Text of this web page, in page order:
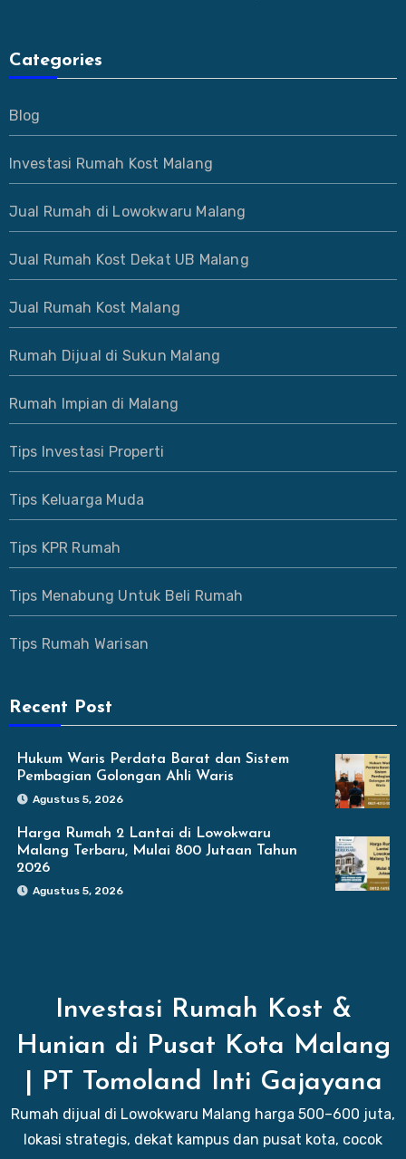
Categories
Blog
Investasi Rumah Kost Malang
Jual Rumah di Lowokwaru Malang
Jual Rumah Kost Dekat UB Malang
Jual Rumah Kost Malang
Rumah Dijual di Sukun Malang
Rumah Impian di Malang
Tips Investasi Properti
Tips Keluarga Muda
Tips KPR Rumah
Tips Menabung Untuk Beli Rumah
Tips Rumah Warisan
Recent Post
Hukum Waris Perdata Barat dan Sistem
Pembagian Golongan Ahli Waris
Agustus 5, 2026
Harga Rumah 2 Lantai di Lowokwaru
Malang Terbaru, Mulai 800 Jutaan Tahun
2026
Agustus 5, 2026
Investasi Rumah Kost &
Hunian di Pusat Kota Malang
| PT Tomoland Inti Gajayana
Rumah dijual di Lowokwaru Malang harga 500–600 juta,
lokasi strategis, dekat kampus dan pusat kota, cocok